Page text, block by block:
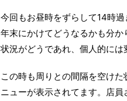
今回もお昼時をずらして14時
年末にかけてどうなるかも分
状況がどうであれ、個人的には
この時も周りとの間隔を空け
ニューが表示されてます。店